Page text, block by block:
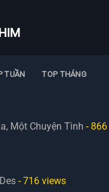
TUẦN TOP THÁNG
Một Chuyện Tình - 866
- 716 views